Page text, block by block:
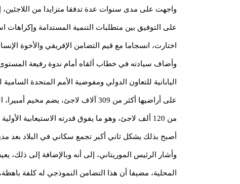
واجهت على مدى سنوات عدة تدفقا متزايدا من اللاجئين،
على التوفيق بين متطلبات التنمية المستدامة وإكراهات
اختارت، انسجاما مع قيم التضامن الإفريقي والأخوة
وأضاف سيادته في خطاب ألقاه أمام ندوة رفيعة
اليابانية للتعاون الدولي ومفوضية الأمم المتحدة
على أراضيها أكثر من 309 آلاف لاجئ،
أصبح بذلك يشكل ثاني أكبر تجمع سكاني في البلاد بعد
المحلية، مضيفا أن هذا التضامن النموذجي له كلفة